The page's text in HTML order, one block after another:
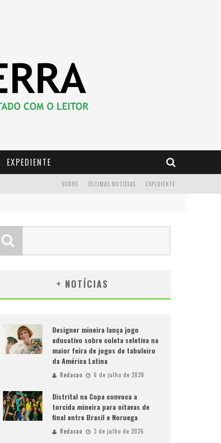
EXPEDIENTE
EXPEDIENTE
ÚLTIMAS NOTÍCIAS
SOBRE
+ NOTÍCIAS
Designer mineira lança jogo
educativo sobre coleta seletiva na
maior feira de jogos de tabuleiro
da América Latina
Redacao 6 de julho de 2026
Distrital na Copa convoca a
torcida mineira para oitavas de
final entre Brasil e Noruega
Redacao 3 de julho de 2026